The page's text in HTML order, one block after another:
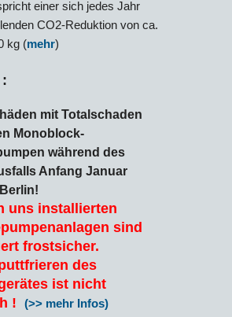
einer sich jedes Jahr
CO2-Reduktion von ca.
kg (mehr)
mit Totalschaden
Monoblock-
während des
Anfang Januar
uns installierten
sind
frostsicher.
des
ist nicht
! (>> mehr Infos)